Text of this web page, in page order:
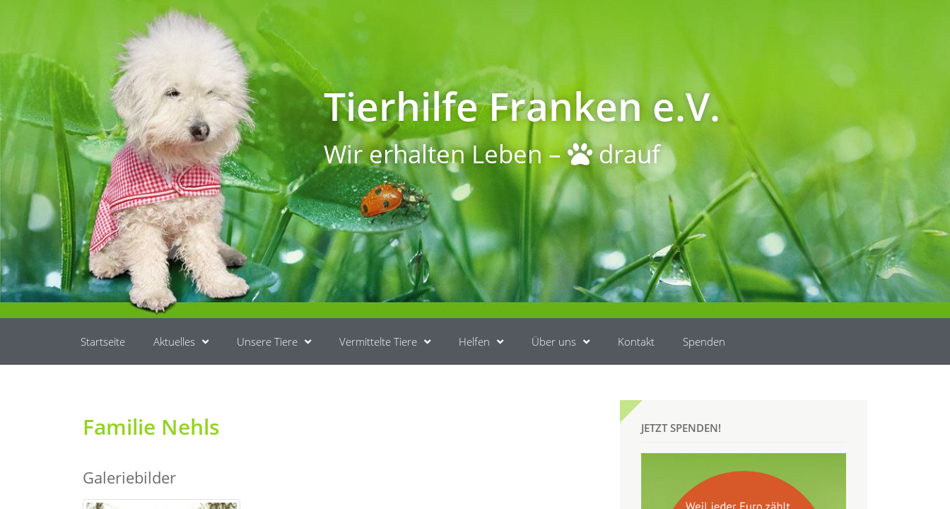
Tierhilfe Franken e.V.
Wir erhalten Leben – drauf
Startseite Aktuelles Unsere Tiere Vermittelte Tiere Helfen Über uns Kontakt Spenden
Familie Nehls
Galeriebilder
JETZT SPENDEN!